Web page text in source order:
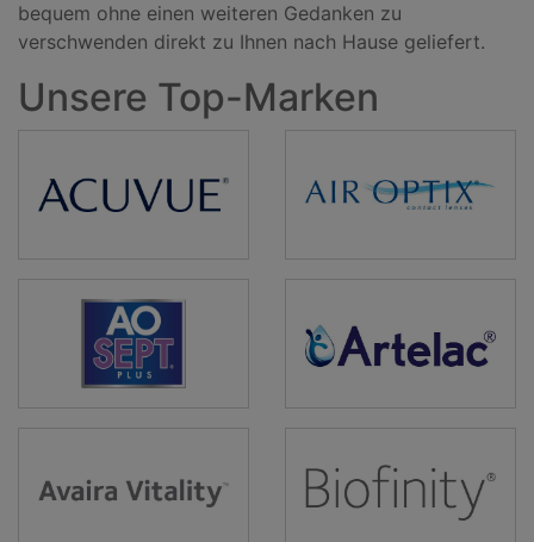
bequem ohne einen weiteren Gedanken zu
verschwenden direkt zu Ihnen nach Hause geliefert.
Unsere Top-Marken
Optix